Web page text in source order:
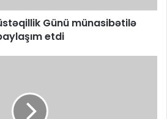
Günü münasibətilə
etdi